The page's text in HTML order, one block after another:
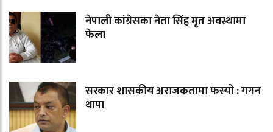
नेपाली कांग्रेसका नेता सिंह मृत अवस्थामा
फेला
सरकार शासकीय अराजकतामा फस्यो : गगन
थापा